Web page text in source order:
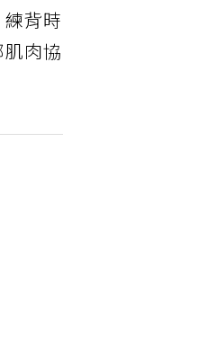
背時
肉協